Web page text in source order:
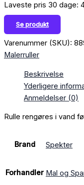
Laveste pris 30 dage:
Se produkt
Varenummer (SKU):
Malerruller
Beskrivelse
Yderligere
Anmeldelser (0)
Rulle rengøres i vand
Brand Spekter
Forhandler Mal og